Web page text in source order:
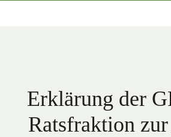
Erklärung der
Ratsfraktion